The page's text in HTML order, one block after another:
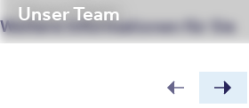
Weitere Informationen für Sie
Unser Team